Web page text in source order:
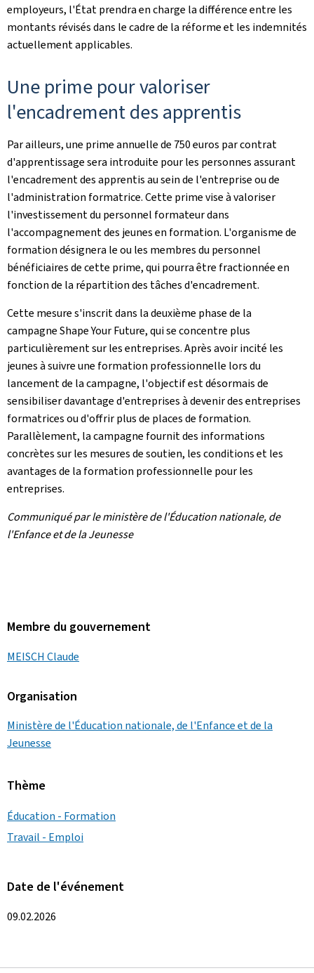
employeurs, l'État prendra en charge la différence entre les
montants révisés dans le cadre de la réforme et les indemnités
actuellement applicables.
Une prime pour valoriser
l'encadrement des apprentis
Par ailleurs, une prime annuelle de 750 euros par contrat
d'apprentissage sera introduite pour les personnes assurant
l'encadrement des apprentis au sein de l'entreprise ou de
l'administration formatrice. Cette prime vise à valoriser
l'investissement du personnel formateur dans
l'accompagnement des jeunes en formation. L'organisme de
formation désignera le ou les membres du personnel
bénéficiaires de cette prime, qui pourra être fractionnée en
fonction de la répartition des tâches d'encadrement.
Cette mesure s'inscrit dans la deuxième phase de la
campagneShape Your Future, qui se concentre plus
particulièrement sur les entreprises. Après avoir incité les
jeunes à suivre une formation professionnelle lors du
lancement de la campagne, l'objectif est désormais de
sensibiliser davantage d'entreprises à devenir des entreprises
formatrices ou d'offrir plus de places de formation.
Parallèlement, la campagne fournit des informations
concrètes sur les mesures de soutien, les conditions et les
avantages de la formation professionnelle pour les
entreprises.
Communiqué par le ministère de l'Éducation nationale, de
l'Enfance et de la Jeunesse
Membre du gouvernement
MEISCH Claude
Organisation
Ministère de l'Éducation nationale, de l'Enfance et de la
Jeunesse
Thème
Éducation - Formation
Travail - Emploi
Date de l'événement
09.02.2026